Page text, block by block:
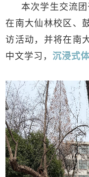
本次学生交流
在南大仙林校区、
访活动，并将在南
中文学习，沉浸式